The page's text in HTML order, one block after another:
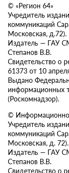
© «Регион 64»
Учредитель
коммуникаций
Московская, д.72).
Издатель — ГАУ
Степанов В.В.
Свидетельство о
61373 от 10
Выдано
информационных
(Роскомнадзор).
©
Учредитель
коммуникаций
Московская, д. 72).
Издатель — ГАУ
Степанов В.В.
Свидетельство о